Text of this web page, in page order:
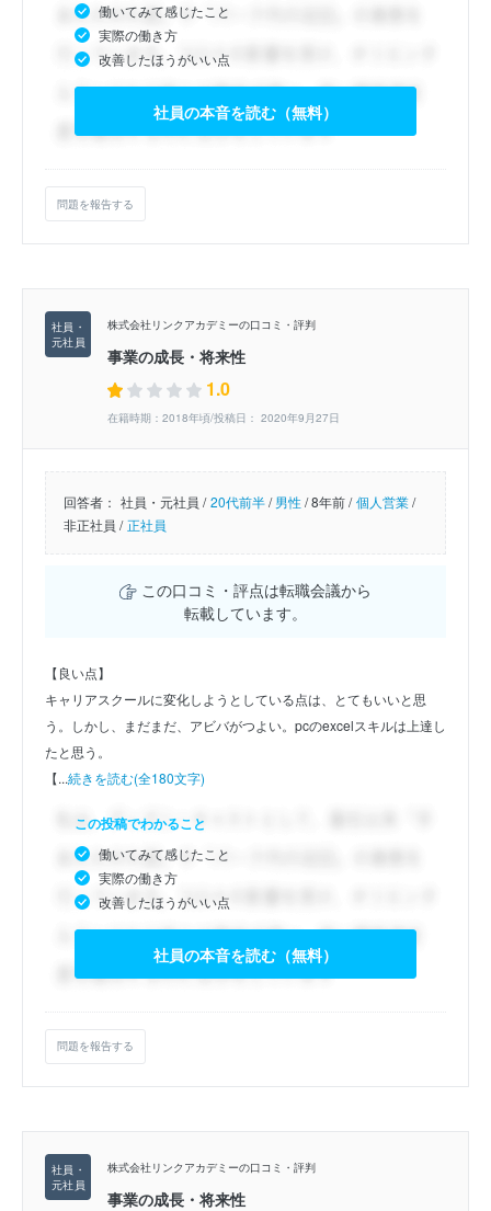
働いてみて感じたこと
実際の働き方
改善したほうがいい点
社員の本音を読む（無料）
問題を報告する
株式会社リンクアカデミーの口コミ・評判
事業の成長・将来性
1.0
在籍時期：2018年頃/投稿日： 2020年9月27日
回答者： 社員・元社員 / 20代前半/男性/8年前 / 個人営業/
非正社員 / 正社員
この口コミ・評点は転職会議から
転載しています。
【良い点】
キャリアスクールに変化しようとしている点は、とてもいいと思
う。しかし、まだまだ、アビバがつよい。pcのexcelスキルは上達し
たと思う。
【...続きを読む(全180文字)
この投稿でわかること
働いてみて感じたこと
実際の働き方
改善したほうがいい点
社員の本音を読む（無料）
問題を報告する
株式会社リンクアカデミーの口コミ・評判
事業の成長・将来性